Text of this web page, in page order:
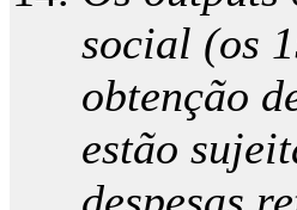
social (os
obtenção
estão